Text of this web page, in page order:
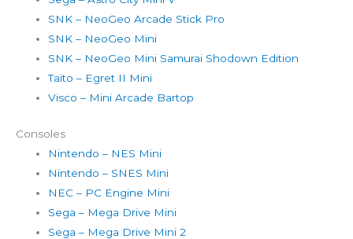
SNK – NeoGeo Arcade Stick Pro
SNK – NeoGeo Mini
SNK – NeoGeo Mini Samurai Shodown Edition
Taito – Egret II Mini
Visco – Mini Arcade Bartop
Consoles
Nintendo – NES Mini
Nintendo – SNES Mini
NEC – PC Engine Mini
Sega – Mega Drive Mini
Sega – Mega Drive Mini 2